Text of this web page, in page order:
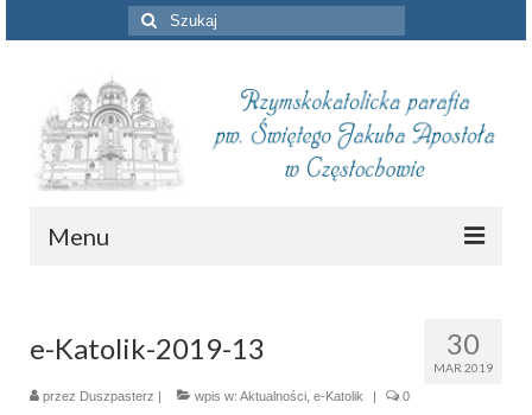
Szuklaj
w:
Menu
Intencje mszalne
Informacje duszpasterskie
30
MAR 2019
e-Katolik-2019-13
przez Duszpasterz wpis w: Aktualności e-Katolik 0